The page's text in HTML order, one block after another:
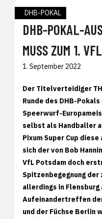
DHB-POKAL
DHB-POKAL-
MUSS ZUM 1.
1. September 2022
Der Titelverteidiger
Runde des DHB-
Speerwurf-
selbst als Handballer
Pixum Super Cup
sich der von Bob
VfL Potsdam doch
Spitzenbegegnung der
allerdings in
Aufeinandertreffen
und der Füchse Berlin